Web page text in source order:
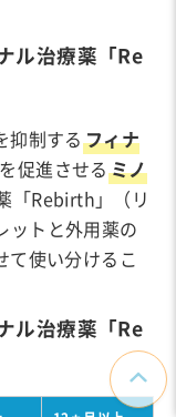
ル治療薬「Re
抑制する フィナ
促進させる ミノ
「Rebirth」（リ
ットと外用薬の
て使い分けるこ
ル治療薬「Re